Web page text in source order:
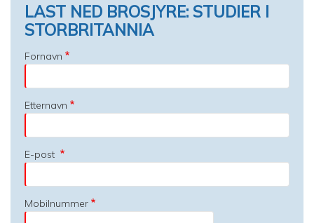
LAST NED BROSJYRE: STUDIER I
STORBRITANNIA
Fornavn
Etternavn
E-post
Mobilnummer